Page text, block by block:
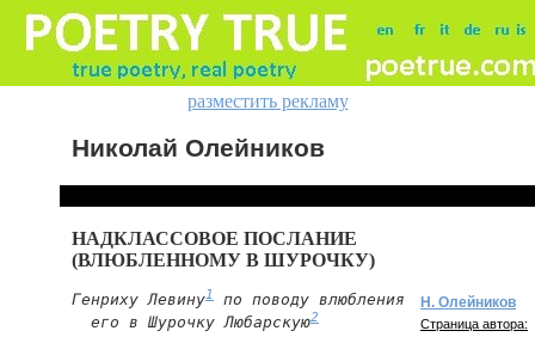
разместить рекламу
Николай Олейников
НАДКЛАССОВОЕ ПОСЛАНИЕ
(ВЛЮБЛЕННОМУ В ШУРОЧКУ)
Генриху Левину1
по поводу влюбления
  его в Шурочку Любарскую
2
Н. Олейников
Страница автора: